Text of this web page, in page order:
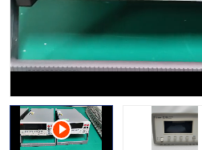
校准仪
示波器
阻抗分析仪